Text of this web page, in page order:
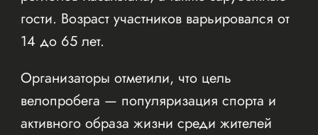
гости. Возраст участников варьировался от
14 до 65 лет.
Организаторы отметили, что цель
велопробега — популяризация спорта и
активного образа жизни среди жителей